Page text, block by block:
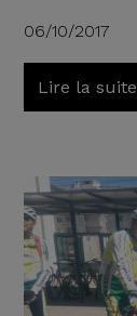
06/10/2017
Lire la suite